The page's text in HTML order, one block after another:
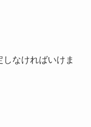
しなければいけま